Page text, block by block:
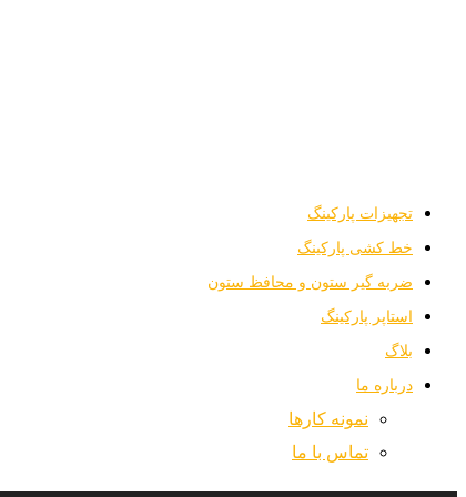
تجهیزات پارکینگ
خط کشی پارکینگ
ضربه گیر ستون و محافظ ستون
استاپر پارکینگ
بلاگ
درباره ما
نمونه کارها
تماس با ما